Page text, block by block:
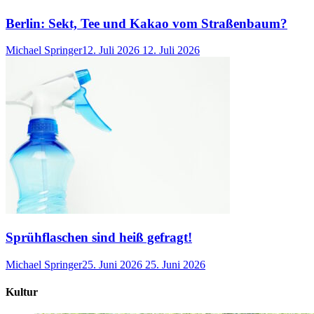
Berlin: Sekt, Tee und Kakao vom Straßenbaum?
Michael Springer12. Juli 2026 12. Juli 2026
Sprühflaschen sind heiß gefragt!
Michael Springer25. Juni 2026 25. Juni 2026
Kultur